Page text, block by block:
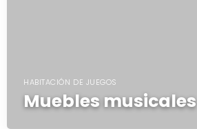
HABITACIÓN DE JUEGOS
Muebles musicales